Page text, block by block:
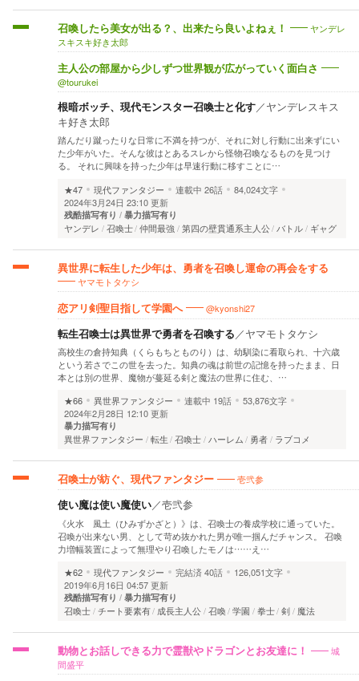
召喚したら美女が出る？、出来たら良いよねぇ！
ヤンデレ
スキスキ好き太郎
主人公の部屋から少しずつ世界観が広がっていく面白さ
@tourukei
根暗ボッチ、現代モンスター召喚士と化す／ヤンデレスキス
キ好き太郎
踏んだり蹴ったりな日常に不満を持つが、それに対し行動に出来ずにい
た少年がいた。そんな彼はとあるスレから怪物召喚なるものを見つけ
る。 それに興味を持った少年は早速行動に移すことに…
★47
現代ファンタジー 連載中 26話
84,024文字
2024年3月24日 23:10 更新
残酷描写有り 暴力描写有り
ヤンデレ 召喚士 仲間最強 第四の壁貫通系主人公 バトル ギャグ
異世界に転生した少年は、勇者を召喚し運命の再会をする
ヤマモトタケシ
恋アリ剣聖目指して学園へ @kyonshi27
転生召喚士は異世界で勇者を召喚する ／ヤマモトタケシ
高校生の倉持知典（くらもちとものり）は、幼馴染に看取られ、十六歳
という若さでこの世を去った。知典の魂は前世の記憶を持ったまま、日
本とは別の世界、魔物が蔓延る剣と魔法の世界に住む、…
★66
異世界ファンタジー 連載中 19話
53,876文字
2024年2月28日 12:10 更新
暴力描写有り
異世界ファンタジー 転生 召喚士 ハーレム 勇者 ラブコメ
召喚士が紡ぐ、現代ファンタジー 壱弐参
使い魔は使い魔使い／壱弐参
《火水 風土（ひみずかざと）》は、召喚士の養成学校に通っていた。
召喚が出来ない男、として苛め抜かれた男が唯一掴んだチャンス。 召喚
力増幅装置によって無理やり召喚したモノは……え…
★62
現代ファンタジー 完結済40話
126,051文字
2019年6月16日 04:57 更新
残酷描写有り 暴力描写有り
召喚士 チート要素有 成長主人公 召喚 学園 拳士 剣 魔法
動物とお話しできる力で霊獣やドラゴンとお友達に！
城
間盛平